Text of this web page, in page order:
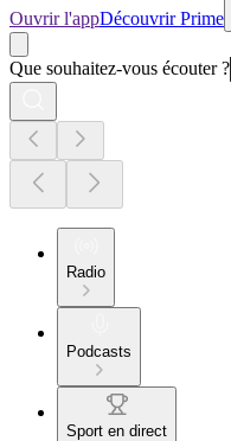
Ouvrir l'appDécouvrir Prime
Que souhaitez-vous écouter ?
Radio
Podcasts
Sport en direct